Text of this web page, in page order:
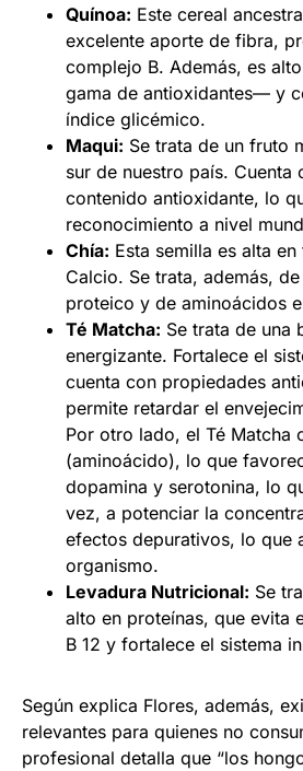
Quínoa: Este cereal
excelente aporte de fibra,
complejo B. Además, es
gama de antioxidantes— y
índice glicémico.
Maqui: Se trata de un fruto
sur de nuestro país. Cuenta
contenido antioxidante, lo
reconocimiento a nivel
Chía: Esta semilla es alta
Calcio. Se trata, además,
proteico y de aminoácidos
Té Matcha: Se trata de una
energizante. Fortalece el
cuenta con propiedades
permite retardar el
Por otro lado, el Té Matcha
(aminoácido), lo que
dopamina y serotonina, lo
vez, a potenciar la
efectos depurativos, lo que
organismo.
Levadura Nutricional: Se
alto en proteínas, que evita
B 12 y fortalece el sistema
Según explica Flores, además,
relevantes para quienes no
profesional detalla que “los